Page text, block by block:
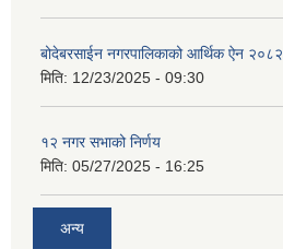
बोदेबरसाईन नगरपालिकाको आर्थिक ऐन २०८२
मिति: 12/23/2025 - 09:30
१२ नगर सभाको निर्णय
मिति: 05/27/2025 - 16:25
अन्य